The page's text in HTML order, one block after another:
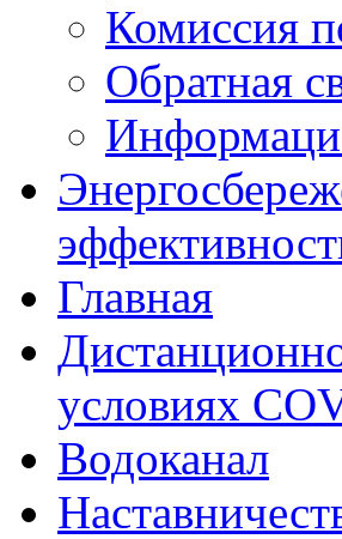
Комиссия
Обратная
Главная
условиях
Водоканал